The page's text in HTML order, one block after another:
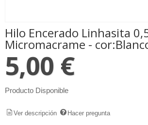
Hilo Encerado Linhasita
Micromacrame -
5,00 €
Producto Disponible
Ver descripción Hacer pregunta